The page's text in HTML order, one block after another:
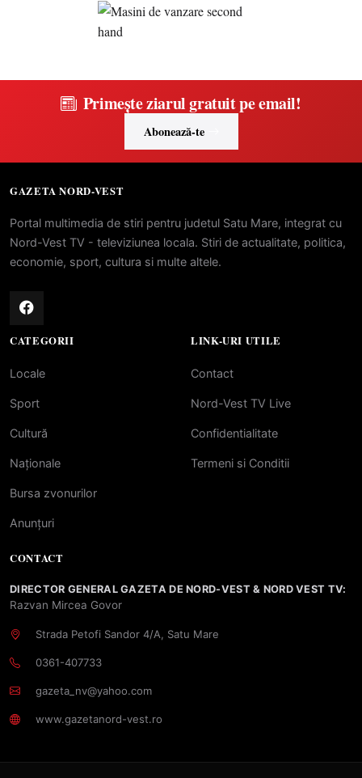
Primește ziarul gratuit pe email!
Abonează-te
GAZETA NORD-VEST
Portal multimedia de stiri pentru judetul Satu Mare, integrat cu
Nord-Vest TV - televiziunea locala. Stiri de actualitate, politica,
economie, sport, cultura si multe altele.
CATEGORII
Locale
Sport
Cultură
Naționale
Bursa zvonurilor
Anunțuri
LINK-URI UTILE
Contact
Nord-Vest TV Live
Confidentialitate
Termeni si Conditii
CONTACT
DIRECTOR GENERAL GAZETA DE NORD-VEST & NORD VEST TV:
Razvan Mircea Govor
Strada Petofi Sandor 4/A, Satu Mare
0361-407733
gazeta_nv@yahoo.com
www.gazetanord-vest.ro